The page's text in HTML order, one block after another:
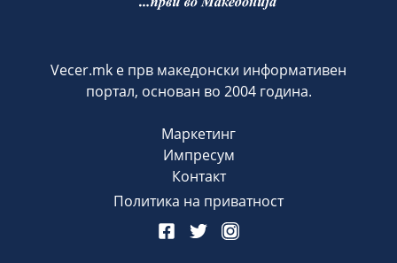
Vecer.mk е прв македонски информативен
портал, основан во 2004 година.
Маркетинг
Импресум
Контакт
Политика на приватност